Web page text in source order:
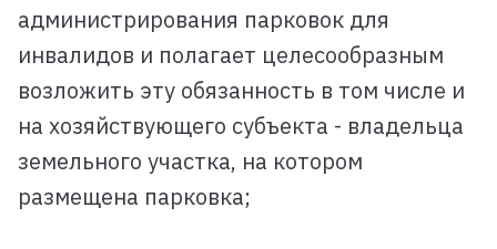
администрирования парковок для
инвалидов и полагает целесообразным
возложить эту обязанность в том числе и
на хозяйствующего субъекта - владельца
земельного участка, на котором
размещена парковка;